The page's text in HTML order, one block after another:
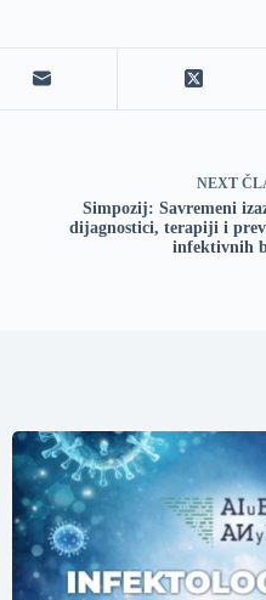
NEXT
Simpozij: Savremeni
dijagnostici, terapiji i
infektivnih